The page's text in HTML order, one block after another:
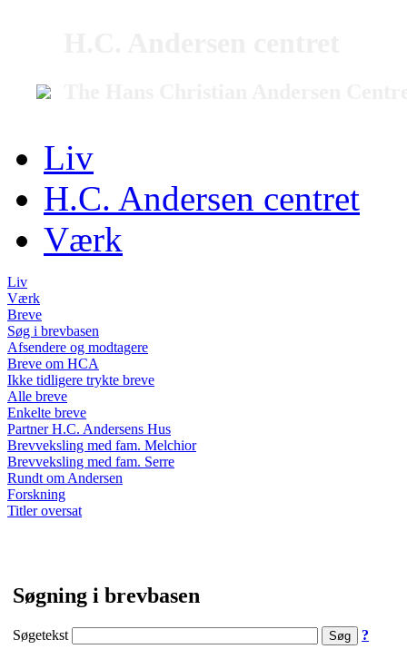
Liv
H.C. Andersen centret
Værk
Liv
Værk
Breve
Søg i brevbasen
Afsendere og modtagere
Breve om HCA
Ikke tidligere trykte breve
Alle breve
Enkelte breve
Partner H.C. Andersens Hus
Brevveksling med fam. Melchior
Brevveksling med fam. Serre
Rundt om Andersen
Forskning
Titler oversat
Søgning i brevbasen
Søgetekst ?